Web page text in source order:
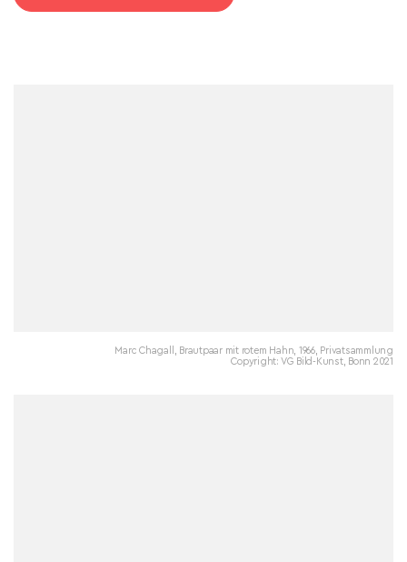
Marc Chagall, Brautpaar mit rotem Hahn, 1966, Privatsammlung
Copyright: VG Bild-Kunst, Bonn 2021